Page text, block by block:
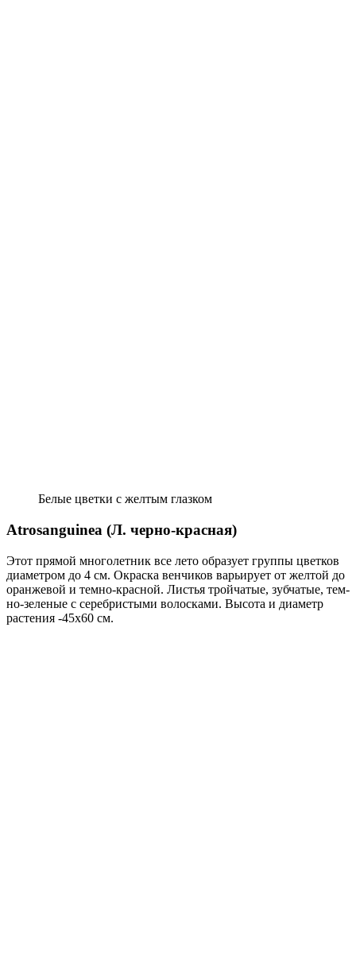
Белые цветки с желтым глазком
Atrosanguinea (Л. черно-красная)
Этот прямой многолетник все лето об­разует группы цветков
диаметром до 4 см. Окраска венчиков варьирует от желтой до
оранжевой и темно-крас­ной. Листья тройчатые, зубчатые, тем­
но-зеленые с серебристыми волоска­ми. Высота и диаметр
растения -45х60 см.